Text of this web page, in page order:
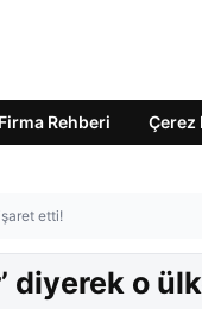
Firma Rehberi Çerez
etti!
diyerek o